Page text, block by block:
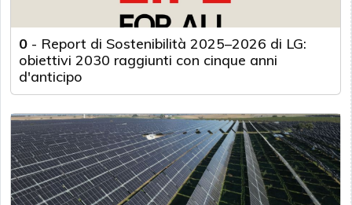
0 - Report di Sostenibilità 2025–2026 di LG:
obiettivi 2030 raggiunti con cinque anni
d'anticipo